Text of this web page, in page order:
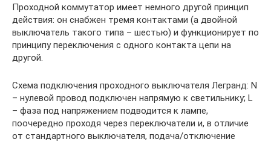
Проходной коммутатор имеет немного другой принцип
действия: он снабжен тремя контактами (а двойной
выключатель такого типа – шестью) и функционирует по
принципу переключения с одного контакта цепи на
другой.
Схема подключения проходного выключателя Легранд: N
– нулевой провод подключен напрямую к светильнику; L
– фаза под напряжением подводится к лампе,
поочередно проходя через переключатели и, в отличие
от стандартного выключателя, подача/отключение